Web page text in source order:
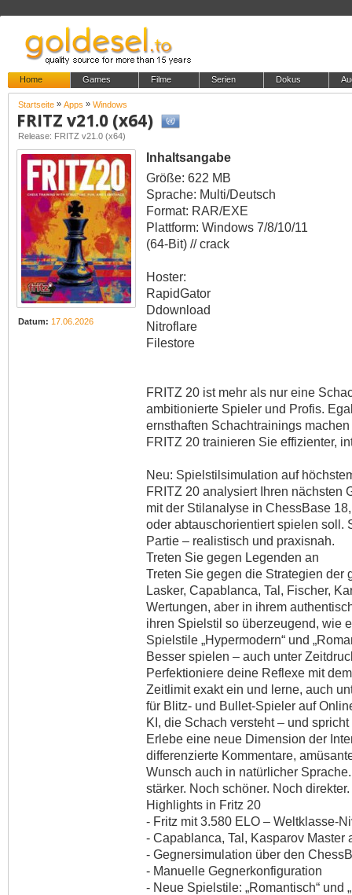
Home Games Filme Serien Dokus
Startseite » Apps » Windows
FRITZ v21.0 (x64)
Release: FRITZ v21.0 (x64)
Datum: 17.06.2026
Inhaltsangabe
Größe: 622 MB
Sprache: Multi/Deutsch
Format: RAR/EXE
Plattform: Windows 7/8/10/11
(64-Bit) // crack
Hoster:
RapidGator
Ddownload
Nitroflare
Filestore
FRITZ 20 ist mehr als nur eine
ambitionierte Spieler und Profis.
ernsthaften Schachtrainings
FRITZ 20 trainieren Sie effizienter,
Neu: Spielstilsimulation auf
FRITZ 20 analysiert Ihren nächsten
mit der Stilanalyse in ChessBase
oder abtauschorientiert spielen soll.
Partie – realistisch und praxisnah.
Treten Sie gegen Legenden an
Treten Sie gegen die Strategien der
Lasker, Capablanca, Tal, Fischer,
Wertungen, aber in ihrem
ihren Spielstil so überzeugend, wie
Spielstile „Hypermodern“ und
Besser spielen – auch unter
Perfektioniere deine Reflexe mit
Zeitlimit exakt ein und lerne, auch
für Blitz- und Bullet-Spieler auf
KI, die Schach versteht – und spricht
Erlebe eine neue Dimension der
differenzierte Kommentare,
Wunsch auch in natürlicher
stärker. Noch schöner. Noch direkter.
Highlights in Fritz 20
- Fritz mit 3.580 ELO – Weltklasse-
- Capablanca, Tal, Kasparov Master
- Gegnersimulation über den
- Manuelle Gegnerkonfiguration
- Neue Spielstile: „Romantisch“ und